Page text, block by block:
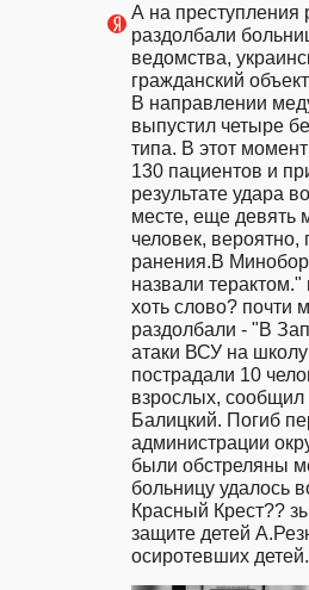
А на преступления
раздолбали
ведомства,
гражданский
В направлении
выпустил четыре
типа. В этот
130 пациентов и
результате удара
месте, еще девять
человек,
ранения.В
назвали терактом."
хоть слово? почти
раздолбали - "В
атаки ВСУ на
пострадали 10
взрослых, сообщил
Балицкий. Погиб
администрации
были обстреляны
больницу удалось
Красный Крест??
защите детей
осиротевших детей.